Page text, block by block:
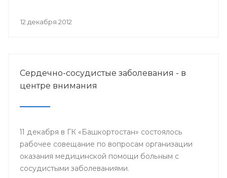
организовано Минздравом РБ с целью
12 декабря 2012
Сердечно-сосудистые заболевания - в
центре внимания
11 декабря в ГК «Башкортостан» состоялось
рабочее совещание по вопросам организации
оказания медицинской помощи больным с
сосудистыми заболеваниями.